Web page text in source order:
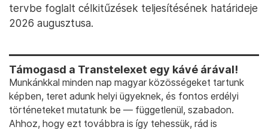
tervbe foglalt célkitűzések teljesítésének határideje
2026 augusztusa.
Támogasd a Transtelexet egy kávé árával!
Munkánkkal minden nap magyar közösségeket tartunk
képben, teret adunk helyi ügyeknek, és fontos erdélyi
történeteket mutatunk be — függetlenül, szabadon.
Ahhoz, hogy ezt továbbra is így tehessük, rád is